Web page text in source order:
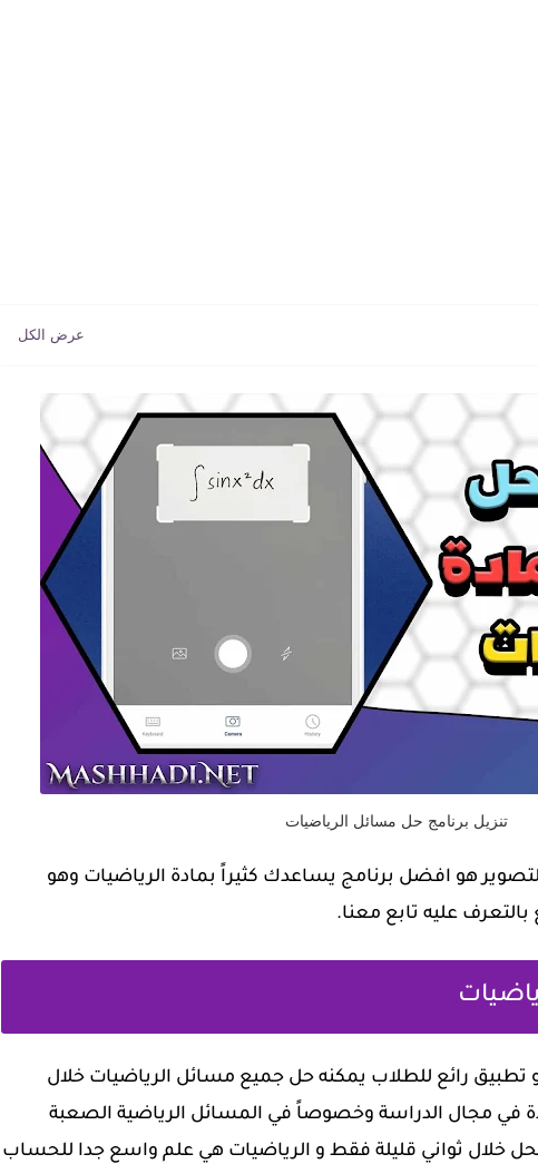
تنزيل برنامج حل مسائل الرياضيات
هو افضل برنامج يساعدك كثيراً بمادة الرياضيات وهو
عليه تابع معنا.
تطبيق رائع للطلاب يمكنه حل جميع مسائل الرياضيات خلال
في مجال الدراسة وخصوصاً في المسائل الرياضية الصعبة
خلال ثواني قليلة فقط و الرياضيات ‏هي علم واسع جدا للحساب